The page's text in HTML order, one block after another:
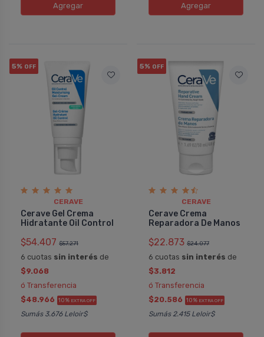
Agregar Agregar
5% OFF
CERAVE
Cerave Gel Crema
Hidratante Oil Control
$54.407 $57.271
6 cuotas sin interés de
$9.068
ó Transferencia
$48.966 10% EXTRA OFF
Sumás 3.676 Leloir$
5% OFF
CERAVE
Cerave Crema
Reparadora De Manos
$22.873 $24.077
6 cuotas sin interés de
$3.812
ó Transferencia
$20.586 10% EXTRA OFF
Sumás 2.415 Leloir$